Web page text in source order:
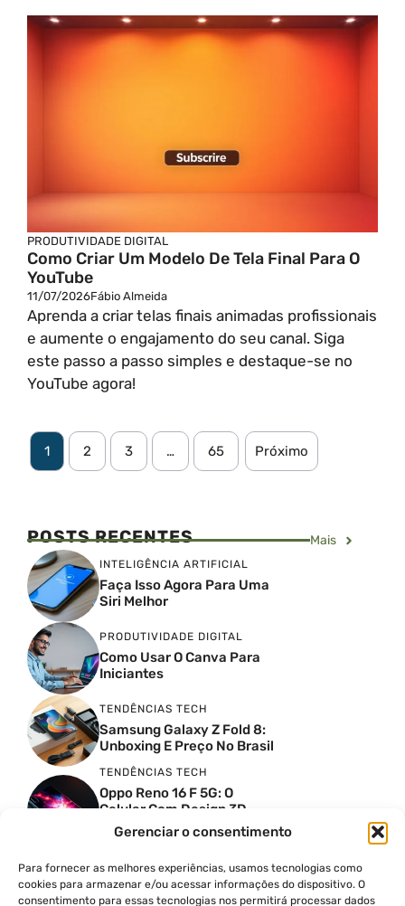
Gerenciar o consentimento
Para fornecer as melhores experiências, usamos tecnologias como
cookies para armazenar e/ou acessar informações do dispositivo. O
consentimento para essas tecnologias nos permitirá processar dados
PRODUTIVIDADE DIGITAL
Como Criar Um Modelo De Tela Final Para O
YouTube
11/07/2026Fábio Almeida
Aprenda a criar telas finais animadas profissionais
e aumente o engajamento do seu canal. Siga
este passo a passo simples e destaque-se no
YouTube agora!
1 2 3 … 65 Próximo
POSTS RECENTES Mais
INTELIGÊNCIA ARTIFICIAL
Faça Isso Agora Para Uma
Siri Melhor
PRODUTIVIDADE DIGITAL
Como Usar O Canva Para
Iniciantes
TENDÊNCIAS TECH
Samsung Galaxy Z Fold 8:
Unboxing E Preço No Brasil
TENDÊNCIAS TECH
Oppo Reno 16 F 5G: O
Celular Com Design 3D
Surreal E Câmeras De 50
MP
PRODUTIVIDADE DIGITAL
Faca Isso Agora Para Uma